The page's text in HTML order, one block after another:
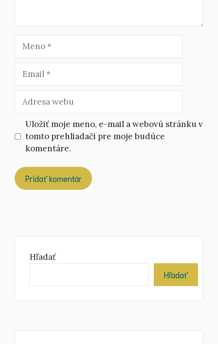
Adresa
webu
Uložiť moje meno, e-mail a webovú stránku v
tomto prehliadači pre moje budúce
komentáre.
Hľadať
Hľadať